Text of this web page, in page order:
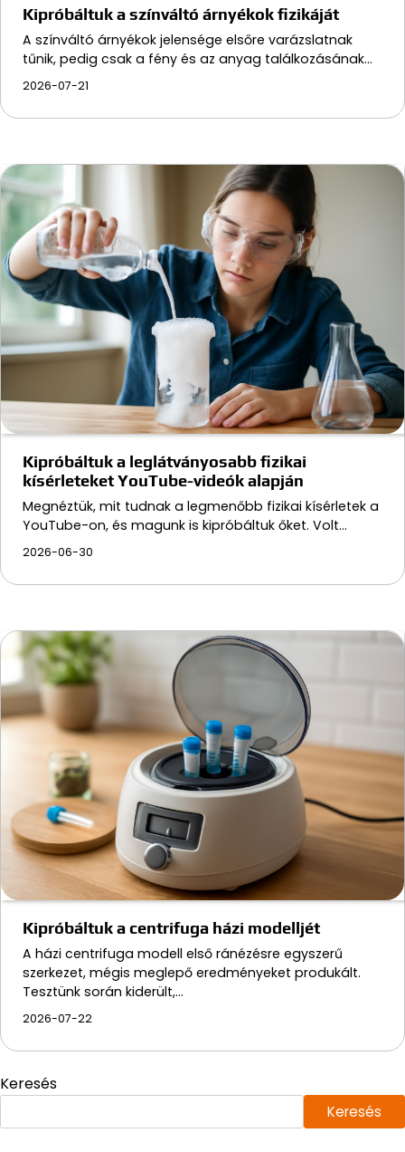
Kipróbáltuk a színváltó árnyékok fizikáját
A színváltó árnyékok jelensége elsőre varázslatnak
tűnik, pedig csak a fény és az anyag találkozásának…
2026-07-21
Kipróbáltuk a leglátványosabb fizikai
kísérleteket YouTube-videók alapján
Megnéztük, mit tudnak a legmenőbb fizikai kísérletek a
YouTube-on, és magunk is kipróbáltuk őket. Volt…
2026-06-30
Kipróbáltuk a centrifuga házi modelljét
A házi centrifuga modell első ránézésre egyszerű
szerkezet, mégis meglepő eredményeket produkált.
Tesztünk során kiderült,…
2026-07-22
Keresés
Keresés